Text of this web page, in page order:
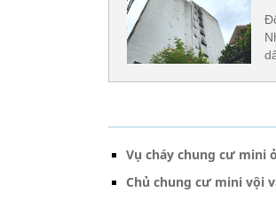
Vụ cháy chung cư mini
Chủ chung cư mini vội